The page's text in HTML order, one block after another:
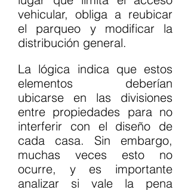
vehicular, obliga a reubicar
el parqueo y modificar la
distribución general.
La lógica indica que estos
elementos deberían
ubicarse en las divisiones
entre propiedades para no
interferir con el diseño de
cada casa. Sin embargo,
muchas veces esto no
ocurre, y es importante
analizar si vale la pena